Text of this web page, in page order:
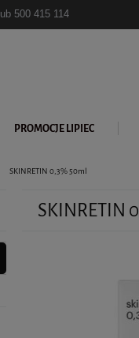
lub 500 415 114
PROMOCJE LIPIEC
SKINRETIN 0,3% 50ml
SKINRETIN